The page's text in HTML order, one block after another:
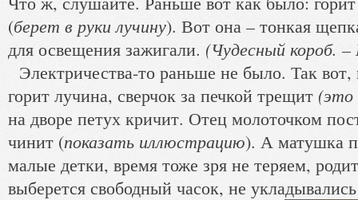
(берет в руки лучину). Вот она – тонкая
для освещения зажигали. (Чудесный короб.
Электричества-то раньше не было. Так вот,
горит лучина, сверчок за печкой трещит (это
на дворе петух кричит. Отец молоточком
чинит (показать иллюстрацию). А матушка
малые детки, время тоже зря не теряем,
выберется свободный часок, не